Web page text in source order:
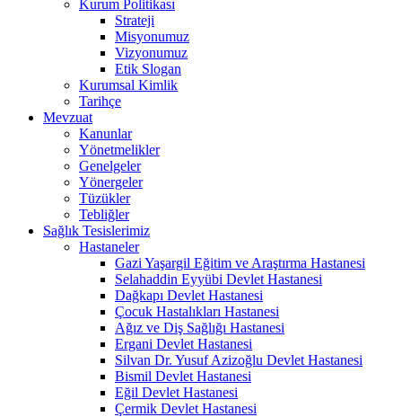
Kurum Politikası
Strateji
Misyonumuz
Vizyonumuz
Etik Slogan
Kurumsal Kimlik
Tarihçe
Mevzuat
Kanunlar
Yönetmelikler
Genelgeler
Yönergeler
Tüzükler
Tebliğler
Sağlık Tesislerimiz
Hastaneler
Gazi Yaşargil Eğitim ve Araştırma Hastanesi
Selahaddin Eyyübi Devlet Hastanesi
Dağkapı Devlet Hastanesi
Çocuk Hastalıkları Hastanesi
Ağız ve Diş Sağlığı Hastanesi
Ergani Devlet Hastanesi
Silvan Dr. Yusuf Azizoğlu Devlet Hastanesi
Bismil Devlet Hastanesi
Eğil Devlet Hastanesi
Çermik Devlet Hastanesi